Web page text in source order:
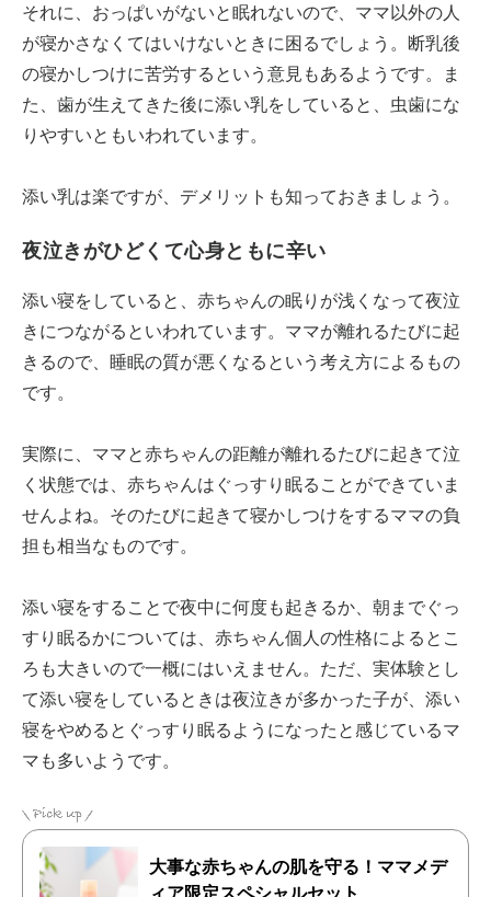
それに、おっぱいがないと眠れないので、ママ以外の人
が寝かさなくてはいけないときに困るでしょう。断乳後
の寝かしつけに苦労するという意見もあるようです。ま
た、歯が生えてきた後に添い乳をしていると、虫歯にな
りやすいともいわれています。
添い乳は楽ですが、デメリットも知っておきましょう。
夜泣きがひどくて心身ともに辛い
添い寝をしていると、赤ちゃんの眠りが浅くなって夜泣
きにつながるといわれています。ママが離れるたびに起
きるので、睡眠の質が悪くなるという考え方によるもの
です。
実際に、ママと赤ちゃんの距離が離れるたびに起きて泣
く状態では、赤ちゃんはぐっすり眠ることができていま
せんよね。そのたびに起きて寝かしつけをするママの負
担も相当なものです。
添い寝をすることで夜中に何度も起きるか、朝までぐっ
すり眠るかについては、赤ちゃん個人の性格によるとこ
ろも大きいので一概にはいえません。ただ、実体験とし
て添い寝をしているときは夜泣きが多かった子が、添い
寝をやめるとぐっすり眠るようになったと感じているマ
マも多いようです。
大事な赤ちゃんの肌を守る！ママメデ